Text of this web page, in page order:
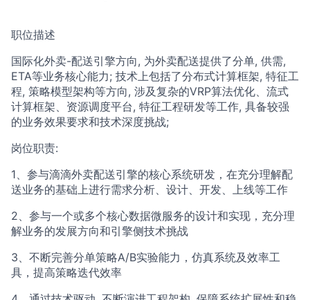
职位描述
国际化外卖-配送引擎方向, 为外卖配送提供了分单, 供需,
ETA等业务核心能力; 技术上包括了分布式计算框架, 特征工
程, 策略模型架构等方向, 涉及复杂的VRP算法优化、流式
计算框架、资源调度平台, 特征工程研发等工作, 具备较强
的业务效果要求和技术深度挑战;
岗位职责:
1、参与滴滴外卖配送引擎的核心系统研发，在充分理解配
送业务的基础上进行需求分析、设计、开发、上线等工作
2、参与一个或多个核心数据微服务的设计和实现，充分理
解业务的发展方向和引擎侧技术挑战
3、不断完善分单策略A/B实验能力，仿真系统及效率工
具，提高策略迭代效率